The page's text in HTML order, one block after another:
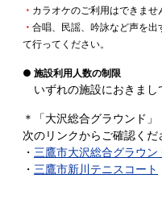
・ カラオケのご利用はできませ
・ 合唱、民謡、吟詠など声を
て行ってください。
● 施設利用人数の制限
いずれの施設におきまし
＊「大沢総合グラウンド
次のリンクからご確認くだ
・ 三鷹市大沢総合グラウン
・ 三鷹市新川テニスコート